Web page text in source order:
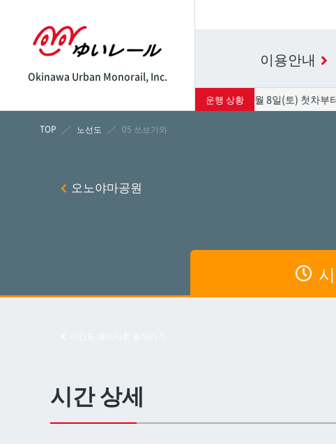
이용안내
시립병원앞
시립병원앞
Okinawa Urban Monorail, Inc.
운행 상황
태풍의 영향으로 8월 8일(토) 첫차부터
노선도 05 쓰보가와
오노야마공원
시간 상세